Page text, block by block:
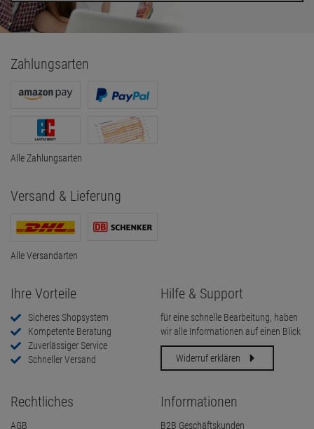
Zahlungsarten
Alle Zahlungsarten
Versand & Lieferung
Alle Versandarten
Ihre Vorteile
Sicheres Shopsystem
Kompetente Beratung
Zuverlässiger Service
Schneller Versand
Hilfe & Support
für eine schnelle Bearbeitung, haben
wir alle Informationen auf einen Blick
Widerruf erklären
Rechtliches
AGB
Informationen
B2B Geschäftskunden